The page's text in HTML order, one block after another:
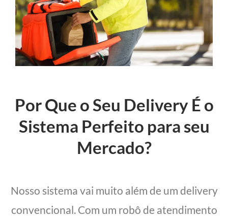
Por Que o Seu Delivery É o
Sistema Perfeito para seu
Mercado?
Nosso sistema vai muito além de um delivery
convencional. Com um robô de atendimento